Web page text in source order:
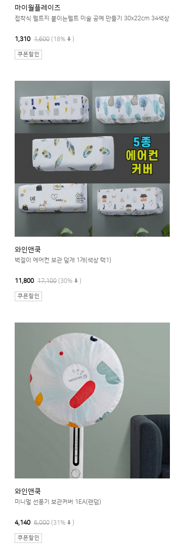
마이월플레이즈
접착식 펠트지 붙이는펠트 미술 공예 만들기 30x22cm 34색상
1,310 1,600 (18% )
와인앤쿡
벽걸이 에어컨 보관 덮개 1개(색상 택1)
11,800 17,100 (30% )
와인앤쿡
미니멀 선풍기 보관커버 1EA(랜덤)
4,140 6,000 (31% )